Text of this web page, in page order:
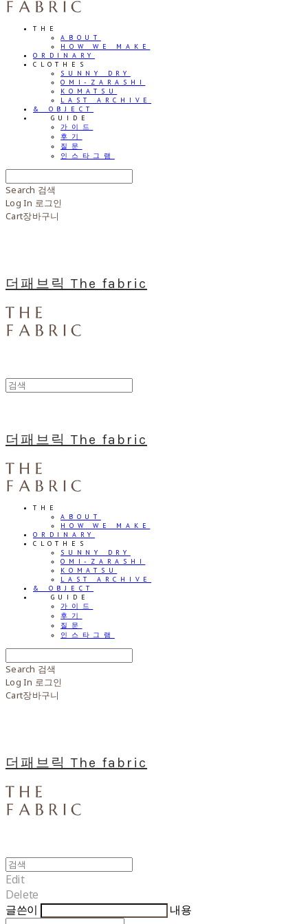
THE
ABOUT
HOW WE MAKE
ORDINARY
CLOTHES
SUNNY DRY
OMI-ZARASHI
KOMATSU
LAST ARCHIVE
& OBJECT
⠀⠀GUIDE
가이드
후기
질문
인스타그램
Search 검색
Log In 로그인
Cart장바구니
더패브릭 The fabric
더패브릭 The fabric
THE
ABOUT
HOW WE MAKE
ORDINARY
CLOTHES
SUNNY DRY
OMI-ZARASHI
KOMATSU
LAST ARCHIVE
& OBJECT
⠀⠀GUIDE
가이드
후기
질문
인스타그램
Search 검색
Log In 로그인
Cart장바구니
더패브릭 The fabric
Edit
Delete
글쓴이
내용